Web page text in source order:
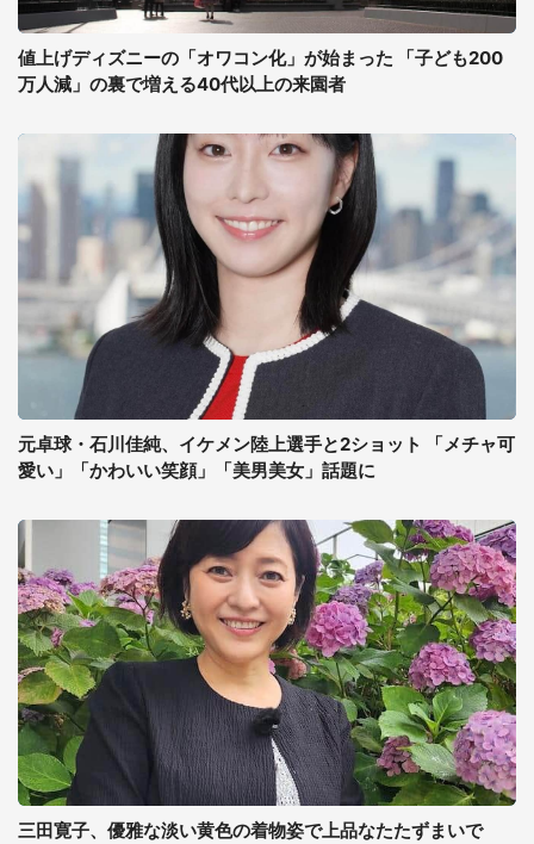
値上げディズニーの「オワコン化」が始まった 「子ども200
万人減」の裏で増える40代以上の来園者
元卓球・石川佳純、イケメン陸上選手と2ショット 「メチャ可
愛い」「かわいい笑顔」「美男美女」話題に
三田寛子、優雅な淡い黄色の着物姿で上品なたたずまいで